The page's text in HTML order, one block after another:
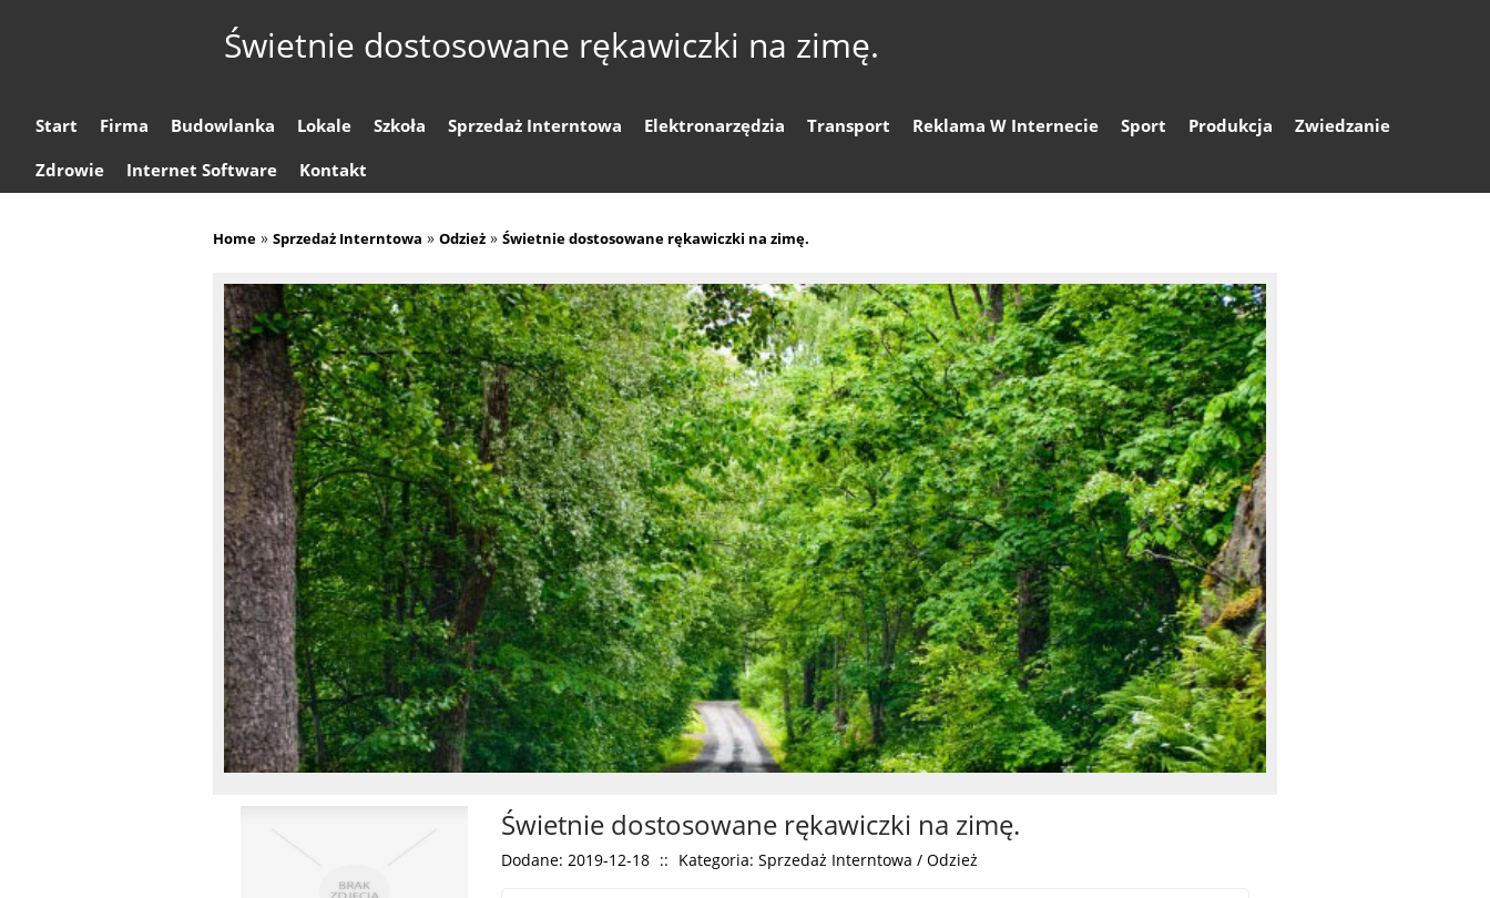
Świetnie dostosowane rękawiczki na zimę.
Start Firma Budowlanka Lokale Szkoła Sprzedaż Interntowa Elektronarzędzia Transport Reklama W Internecie Sport Produkcja
Zwiedzanie
Zdrowie
Internet Software Kontakt
Home » Sprzedaż Interntowa » Odzież » Świetnie dostosowane rękawiczki na zimę.
Świetnie dostosowane rękawiczki na zimę.
Dodane: 2019-12-18 :: Kategoria: Sprzedaż Interntowa / Odzież